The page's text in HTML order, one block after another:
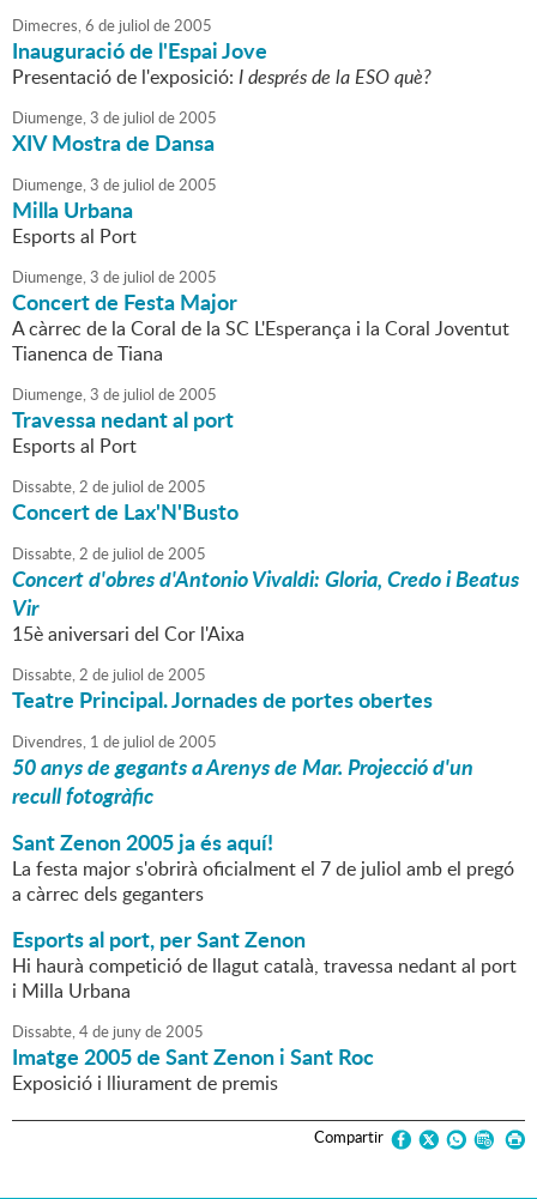
Dimecres,6 de juliol de2005
Inauguració de l'Espai Jove
Presentació de l'exposició: I després de la ESO què?
Diumenge,3 de juliol de2005
XIV Mostra de Dansa
Diumenge,3 de juliol de2005
Milla Urbana
Esports al Port
Diumenge,3 de juliol de2005
Concert de Festa Major
A càrrec de la Coral de la SC L'Esperança i la Coral Joventut
Tianenca de Tiana
Diumenge,3 de juliol de2005
Travessa nedant al port
Esports al Port
Dissabte,2 de juliol de2005
Concert de Lax'N'Busto
Dissabte,2 de juliol de2005
Concert d'obres d'Antonio Vivaldi: Gloria, Credo i Beatus
Vir
15è aniversari del Cor l'Aixa
Dissabte,2 de juliol de2005
Teatre Principal. Jornades de portes obertes
Divendres, 1 de juliol de2005
50 anys de gegants a Arenys de Mar. Projecció d'un
recull fotogràfic
Sant Zenon 2005 ja és aquí!
La festa major s'obrirà oficialment el 7 de juliol amb el pregó
a càrrec dels geganters
Esports al port, per Sant Zenon
Hi haurà competició de llagut català, travessa nedant al port
i Milla Urbana
Dissabte,4de junyde2005
Imatge 2005 de Sant Zenon i Sant Roc
Exposició i lliurament de premis
Compartir